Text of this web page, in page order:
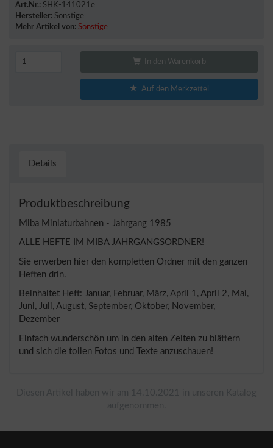
Art.Nr.: SHK-141021e
Hersteller: Sonstige
Mehr Artikel von: Sonstige
In den Warenkorb
Auf den Merkzettel
Details
Produktbeschreibung
Miba Miniaturbahnen - Jahrgang 1985
ALLE HEFTE IM MIBA JAHRGANGSORDNER!
Sie erwerben hier den kompletten Ordner mit den ganzen
Heften drin.
Beinhaltet Heft: Januar, Februar, März, April 1, April 2, Mai,
Juni, Juli, August, September, Oktober, November,
Dezember
Einfach wunderschön um in den alten Zeiten zu blättern
und sich die tollen Fotos und Texte anzuschauen!